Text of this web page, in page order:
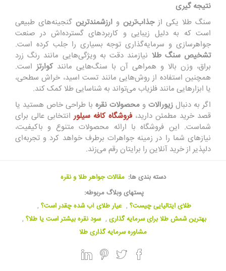
نتیجه گیری
سنگ طلا یکی ازجذاب‌ترین و ارزشمندترین گنجینه‌های طبیعی
است که به دلیل زیبایی و کاربردهای گسترده‌اش در صنعت
جواهرسازی و سرمایه‌گذاری توجه بسیاری را جلب کرده است.
تشخیص سنگ طلا نیازمند دقت به ویژگی‌هایی مانند رنگ زرد
براق، وزن بالا و همراهی آن با سنگ‌هایی مانند کوارتز است.
همچنین استفاده از روش‌هایی مانند تست اسید، خراش سطحی،
یا ابزارهایی مانند فلزیاب می‌تواند به شناسایی طلا کمک کند.
اگر به دنبال زیورآلات و محصولات نقره با طراحی خاص هستید یا
قصد خرید مطمئن دارید، فروشگاه کافه سیلورانتخابی عالی برای
شماست. این فروشگاه با ارائه محصولات متنوع و باکیفیت،
نیازهای شما را در زمینه جواهرات برطرف خواهد کرد و تجربه‌ای
دلپذیر از خرید آنلاین را برایتان رقم می‌زند.
دسته بندی ها: مقالات جواهر طلا و نقره
پستهای وبلاگ مربوطه:
طلای ایتالیایی چیست؟ , عیار طلای آب شده چقدر است؟ ,
بهترین شمش طلا برای سرمایه گذاری , سود نقره بیشتر است یا طلا؟ ,
مشاوره سرمایه گذاری طلا